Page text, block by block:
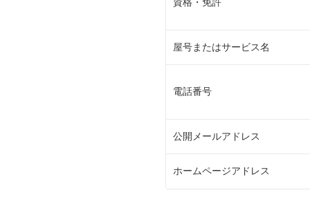
資格・免許
屋号またはサービス名
電話番号
公開メールアドレス
ホームページアドレス